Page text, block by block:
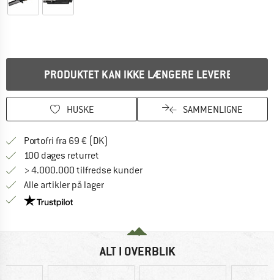
PRODUKTET KAN IKKE LÆNGERE LEVERES
HUSKE SAMMENLIGNE
Portofri fra 69 € (DK)
100 dages returret
> 4.000.000 tilfredse kunder
Alle artikler på lager
Vi er Trustpilot-certificeret - oplysningerne får du
ALT I OVERBLIK